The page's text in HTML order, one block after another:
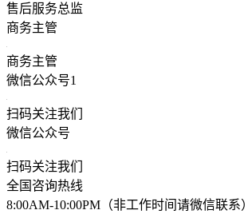
售后服务总监
商务主管
商务主管
微信公众号1
扫码关注我们
微信公众号
扫码关注我们
全国咨询热线
8:00AM-10:00PM（非工作时间请微信联系）